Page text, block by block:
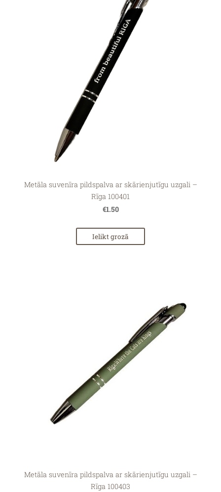
Metāla suvenīra pildspalva ar skārienjutīgu uzgali –
Rīga 100401
€1.50
Ielikt grozā
Metāla suvenīra pildspalva ar skārienjutīgu uzgali –
Rīga 100403